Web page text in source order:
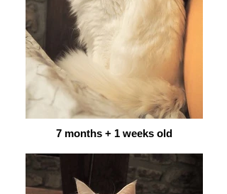
7 months + 1 weeks old